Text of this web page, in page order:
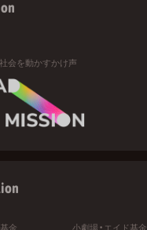
社会を動かすかけ声